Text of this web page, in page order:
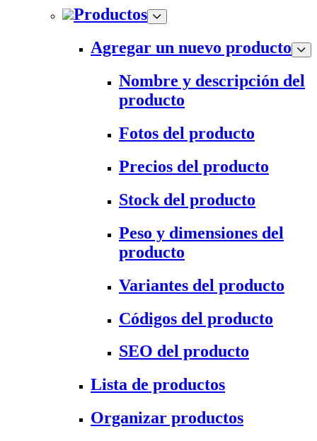
Productos
Agregar un nuevo producto
Nombre y descripción del
producto
Fotos del producto
Precios del producto
Stock del producto
Peso y dimensiones del
producto
Variantes del producto
Códigos del producto
SEO del producto
Lista de productos
Organizar productos